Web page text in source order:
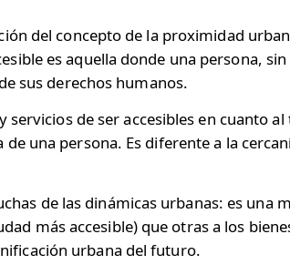
del concepto de la proximidad
es aquella donde una persona,
sus derechos humanos.
de ser accesibles en cuanto
una persona. Es diferente a la
de las dinámicas urbanas: es una
más accesible) que otras a los
urbana del futuro.